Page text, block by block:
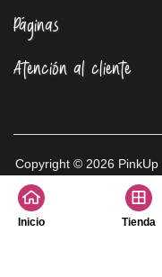
Inicio Tienda
Páginas
Atención al cliente
Copyright © 2026 PinkUp